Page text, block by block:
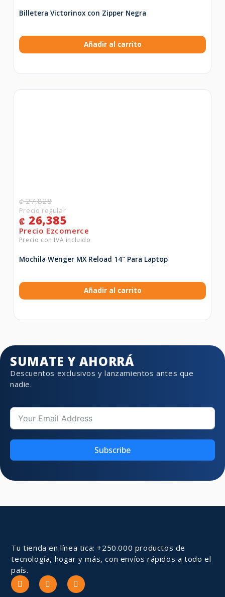
Billetera Victorinox con Zipper Negra
Añadir al carrito
₡27,828
₡ 26,385
Mochila Wenger MX Reload 14″ Para Laptop
Añadir al carrito
SUMATE Y AHORRÁ
Descuentos exclusivos y lanzamientos antes que
nadie.
Subscribe
Tu tienda en línea tica: +250.000 productos de
tecnología, hogar y más, con envíos rápidos a todo el
país.